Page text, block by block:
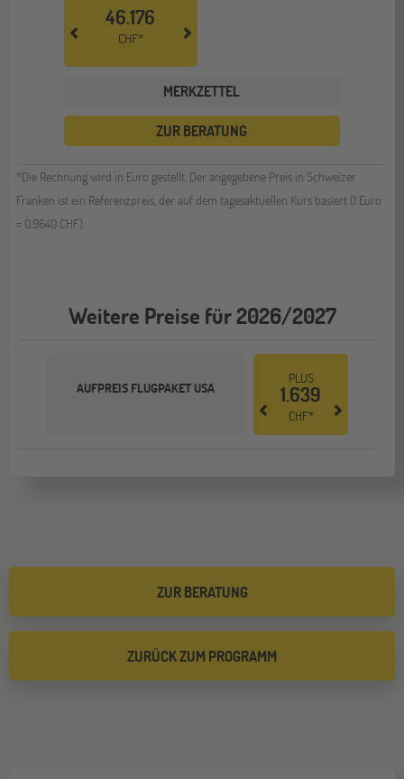
46.176
CHF*
MERKZETTEL
ZUR BERATUNG
*Die Rechnung wird in Euro gestellt. Der angegebene Preis in Schweizer
Franken ist ein Referenzpreis, der auf dem tagesaktuellen Kurs basiert (1 Euro
= 0,9640 CHF).
Weitere Preise für 2026/2027
AUFPREIS FLUGPAKET USA
PLUS
1.639
CHF*
ZUR BERATUNG
ZURÜCK ZUM PROGRAMM